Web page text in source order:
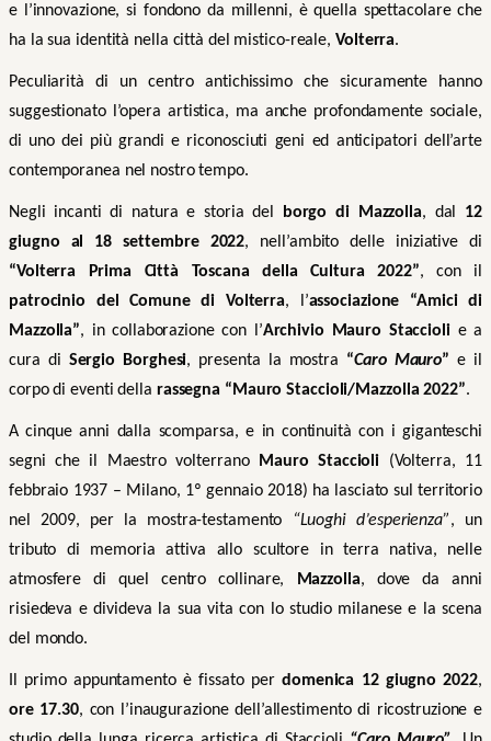
e l’innovazione, si fondono da millenni, è quella spettacolare che
ha la sua identità nella città del mistico-reale, Volterra.
Peculiarità di un centro antichissimo che sicuramente hanno
suggestionato l’opera artistica, ma anche profondamente sociale,
di uno dei più grandi e riconosciuti geni ed anticipatori dell’arte
contemporanea nel nostro tempo.
Negli incanti di natura e storia del borgo di Mazzolla, dal 12
giugno al 18 settembre 2022, nell’ambito delle iniziative di
“Volterra Prima Città Toscana della Cultura 2022”, con il
patrocinio del Comune di Volterra, l’associazione “Amici di
Mazzolla”, in collaborazione con l’Archivio Mauro Staccioli e a
cura di Sergio Borghesi, presenta la mostra “Caro Mauro” e il
corpo di eventi della rassegna “Mauro Staccioli/Mazzolla 2022”.
A cinque anni dalla scomparsa, e in continuità con i giganteschi
segni che il Maestro volterrano
Mauro Staccioli (Volterra, 11
febbraio 1937 – Milano, 1º gennaio 2018) ha lasciato sul territorio
nel 2009, per la mostra-testamento
“Luoghi d’esperienza”, un
tributo di memoria attiva allo scultore in terra nativa, nelle
atmosfere di quel centro collinare,
Mazzolla, dove da anni
risiedeva e divideva la sua vita con lo studio milanese e la scena
del mondo.
Il primo appuntamento è fissato perdomenica 12 giugno 2022,
ore 17.30, con l’inaugurazione dell’allestimento di ricostruzione e